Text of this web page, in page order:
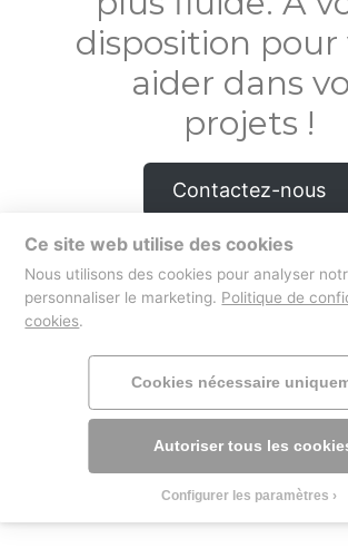
disposition pour
aider dans
projets !
Contactez-nous
boutique mentions
Ce site web utilise des cookies
Nous utilisons des cookies pour analyser
personnaliser le marketing. Politique de
cookies.
Cookies nécessaire
Autoriser tous les
Configurer les paramètres